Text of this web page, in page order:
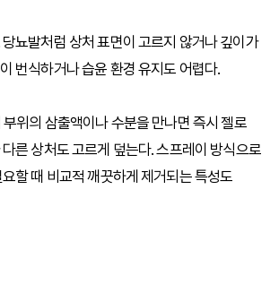
뇨발처럼 상처 표면이 고르지 않거나 깊이가
번식하거나 습윤 환경 유지도 어렵다.
위의 삼출액이나 수분을 만나면 즉시 젤로
른 상처도 고르게 덮는다. 스프레이 방식으로
할 때 비교적 깨끗하게 제거되는 특성도